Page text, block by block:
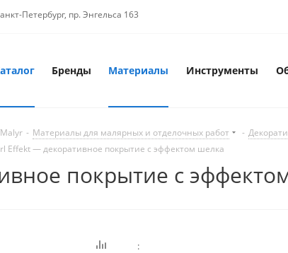
Петербург, пр. Энгельса 163
Бренды Материалы Инструменты
- Материалы для малярных и отделочных работ -
Effekt — декоративное покрытие с эффектом шелка
покрытие с
: